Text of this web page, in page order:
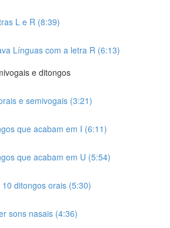
L e R (8:39)
Línguas com a letra R (6:13)
e ditongos
e semivogais (3:21)
que acabam em I (6:11)
que acabam em U (5:54)
ditongos orais (5:30)
sons nasais (4:36)